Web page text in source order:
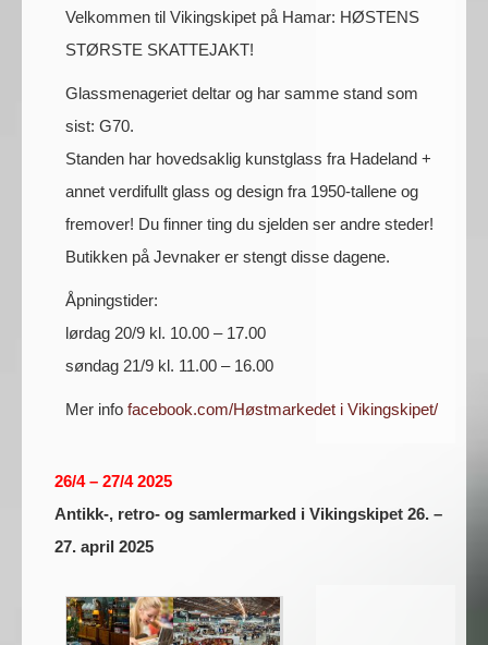
Velkommen til Vikingskipet på Hamar: HØSTENS
STØRSTE SKATTEJAKT!
Glassmenageriet deltar og har samme stand som
sist: G70.
Standen har hovedsaklig kunstglass fra Hadeland +
annet verdifullt glass og design fra 1950-tallene og
fremover! Du finner ting du sjelden ser andre steder!
Butikken på Jevnaker er stengt disse dagene.
Åpningstider:
lørdag 20/9 kl. 10.00 – 17.00
søndag 21/9 kl. 11.00 – 16.00
Mer info facebook.com/Høstmarkedet i Vikingskipet/
26/4 – 27/4 2025
Antikk-, retro- og samlermarked i Vikingskipet 26. –
27. april 2025